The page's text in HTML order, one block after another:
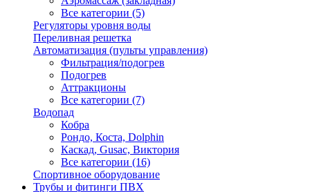
Все категории (5)
Регуляторы уровня воды
Переливная решетка
Автоматизация (пульты управления)
Фильтрация/подогрев
Подогрев
Аттракционы
Все категории (7)
Водопад
Кобра
Рондо, Коста, Dolphin
Каскад, Gusac, Виктория
Все категории (16)
Спортивное оборудование
Трубы и фитинги ПВХ